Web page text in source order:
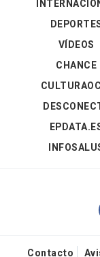
VÍDEOS
CHANCE
Contacto